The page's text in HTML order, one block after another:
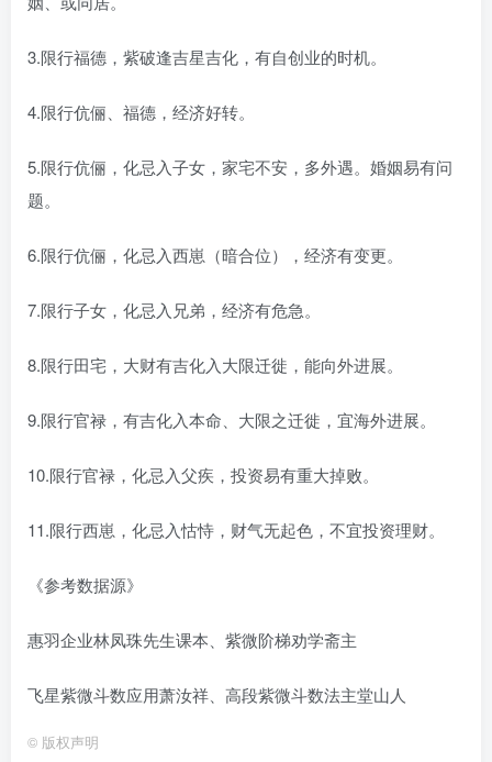
3.限行福德，紫破逢吉星吉化，有自创业的时机。
4.限行伉俪、福德，经济好转。
5.限行伉俪，化忌入子女，家宅不安，多外遇。婚姻易有问
题。
6.限行伉俪，化忌入西崽（暗合位），经济有变更。
7.限行子女，化忌入兄弟，经济有危急。
8.限行田宅，大财有吉化入大限迁徙，能向外进展。
9.限行官禄，有吉化入本命、大限之迁徙，宜海外进展。
10.限行官禄，化忌入父疾，投资易有重大掉败。
11.限行西崽，化忌入怙恃，财气无起色，不宜投资理财。
《参考数据源》
惠羽企业林凤珠先生课本、紫微阶梯劝学斋主
飞星紫微斗数应用萧汝祥、高段紫微斗数法主堂山人
© 版权声明